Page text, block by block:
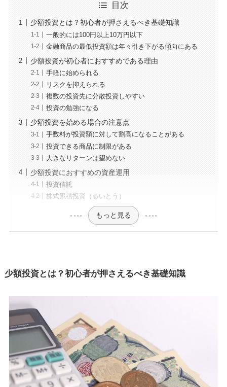
目次
少額投資とは？初心者が押さえるべき基礎知識
一般的には100円以上10万円以下
金融商品の最低投資額は年々引き下がる傾向にある
少額投資が初心者におすすめである理由
手軽に始められる
リスクを抑えられる
複数の投資先に分散投資しやすい
投資の勉強になる
少額投資を始める場合の注意点
手数料が投資額に対して割高になることがある
投資できる商品に制限がある
大きなリターンは望めない
少額投資におすすめの資産運用
投資信託
株式累積投資（るいとう）
もっと見る
少額投資とは？初心者が押さえるべき基礎知識